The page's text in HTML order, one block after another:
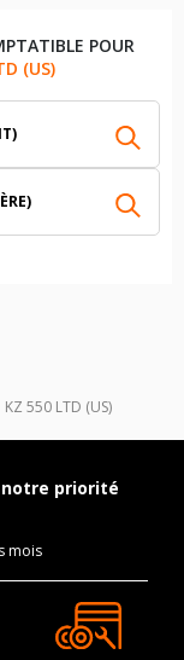
KZ 550 LTD (US)
POUR
(US)
priorité
mois